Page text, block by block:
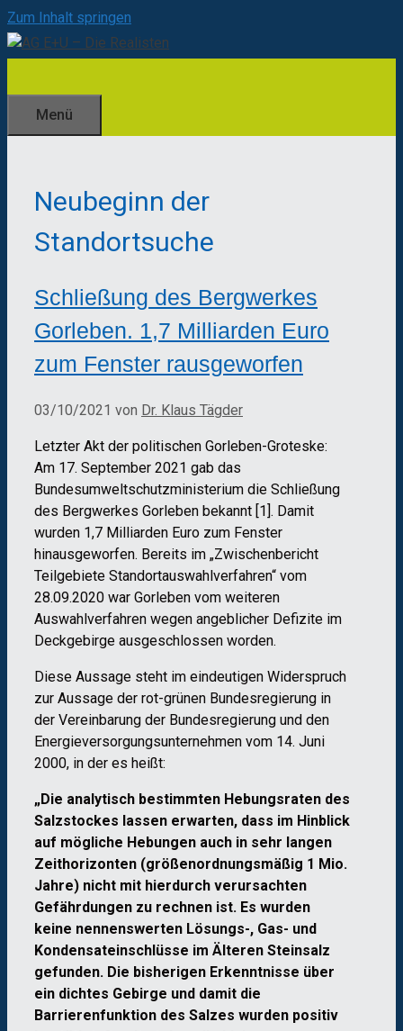
Zum Inhalt springen
Menü
Neubeginn der
Standortsuche
Schließung des Bergwerkes
Gorleben. 1,7 Milliarden Euro
zum Fenster rausgeworfen
03/10/2021 von Dr. Klaus Tägder
Letzter Akt der politischen Gorleben-Groteske:
Am 17. September 2021 gab das
Bundesumweltschutzministerium die Schließung
des Bergwerkes Gorleben bekannt [1]. Damit
wurden 1,7 Milliarden Euro zum Fenster
hinausgeworfen. Bereits im „Zwischenbericht
Teilgebiete Standortauswahlverfahren“ vom
28.09.2020 war Gorleben vom weiteren
Auswahlverfahren wegen angeblicher Defizite im
Deckgebirge ausgeschlossen worden.
Diese Aussage steht im eindeutigen Widerspruch
zur Aussage der rot-grünen Bundesregierung in
der Vereinbarung der Bundesregierung und den
Energieversorgungsunternehmen vom 14. Juni
2000, in der es heißt:
„Die analytisch bestimmten Hebungsraten des
Salzstockes lassen erwarten, dass im Hinblick
auf mögliche Hebungen auch in sehr langen
Zeithorizonten (größenordnungsmäßig 1 Mio.
Jahre) nicht mit hierdurch verursachten
Gefährdungen zu rechnen ist. Es wurden
keine nennenswerten Lösungs-, Gas- und
Kondensateinschlüsse im Älteren Steinsalz
gefunden. Die bisherigen Erkenntnisse über
ein dichtes Gebirge und damit die
Barrierenfunktion des Salzes wurden positiv